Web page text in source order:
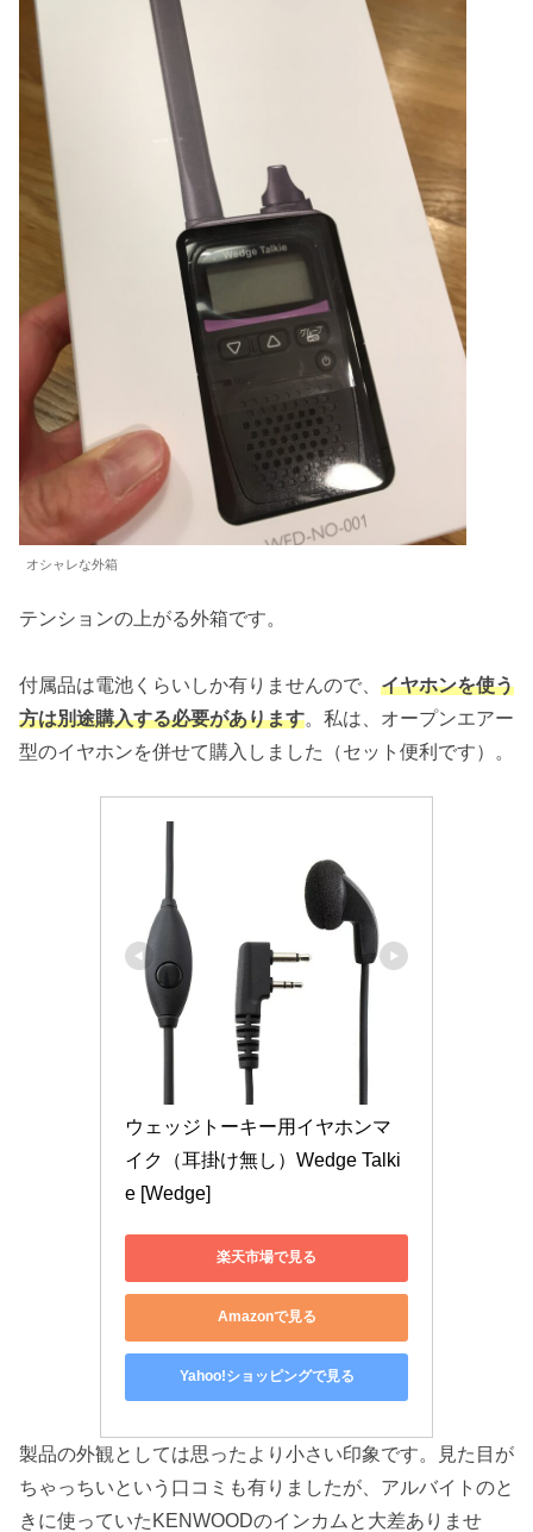
オシャレな外箱
テンションの上がる外箱です。
付属品は電池くらいしか有りませんので、 イヤホンを使う
方は別途購入する必要があります。私は、オープンエアー
型のイヤホンを併せて購入しました（セット便利です）。
ウェッジトーキー用イヤホンマ
イク（耳掛け無し）Wedge Talki
e [Wedge]
楽天市場で見る
Amazonで見る
Yahoo!ショッピングで見る
製品の外観としては思ったより小さい印象です。見た目が
ちゃっちいという口コミも有りましたが、アルバイトのと
きに使っていたKENWOODのインカムと大差ありませ